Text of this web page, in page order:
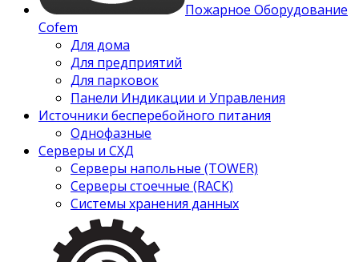
Пожарное Оборудование
Cofem
Для дома
Для предприятий
Для парковок
Панели Индикации и Управления
Источники бесперебойного питания
Однофазные
Серверы и СХД
Серверы напольные (TOWER)
Серверы стоечные (RACK)
Системы хранения данных